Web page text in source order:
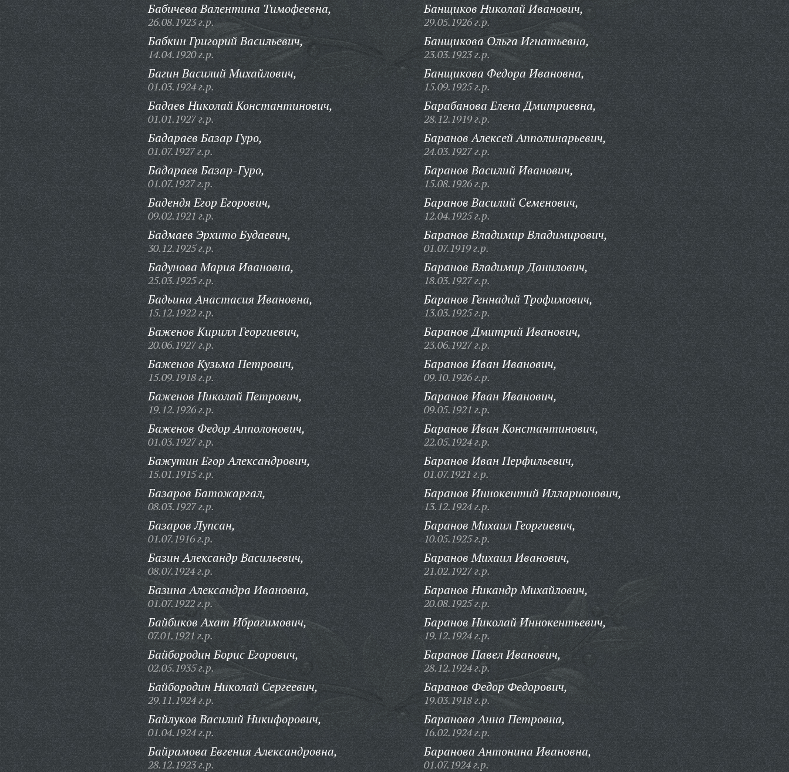
Бабичева Валентина Тимофеевна,
26.08.1923 г.р.
Бабкин Григорий Васильевич,
14.04.1920 г.р.
Багин Василий Михайлович,
01.03.1924 г.р.
Бадаев Николай Константинович,
01.01.1927 г.р.
Бадараев Базар Гуро,
01.07.1927 г.р.
Бадараев Базар-Гуро,
01.07.1927 г.р.
Бадендя Егор Егорович,
09.02.1921 г.р.
Бадмаев Эрхито Будаевич,
30.12.1925 г.р.
Бадунова Мария Ивановна,
25.03.1925 г.р.
Бадьина Анастасия Ивановна,
15.12.1922 г.р.
Баженов Кирилл Георгиевич,
20.06.1927 г.р.
Баженов Кузьма Петрович,
15.09.1918 г.р.
Баженов Николай Петрович,
19.12.1926 г.р.
Баженов Федор Апполонович,
01.03.1927 г.р.
Бажутин Егор Александрович,
15.01.1915 г.р.
Базаров Батожаргал,
08.03.1927 г.р.
Базаров Лупсан,
01.07.1916 г.р.
Базин Александр Васильевич,
08.07.1924 г.р.
Базина Александра Ивановна,
01.07.1922 г.р.
Байбиков Ахат Ибрагимович,
07.01.1921 г.р.
Байбородин Борис Егорович,
02.05.1935 г.р.
Байбородин Николай Сергеевич,
29.11.1924 г.р.
Байлуков Василий Никифорович,
01.04.1924 г.р.
Байрамова Евгения Александровна,
28.12.1923 г.р.
Банщиков Николай Иванович,
29.05.1926 г.р.
Банщикова Ольга Игнатьевна,
23.03.1923 г.р.
Банщикова Федора Ивановна,
15.09.1925 г.р.
Барабанова Елена Дмитриевна,
28.12.1919 г.р.
Баранов Алексей Апполинарьевич,
24.03.1927 г.р.
Баранов Василий Иванович,
15.08.1926 г.р.
Баранов Василий Семенович,
12.04.1925 г.р.
Баранов Владимир Владимирович,
01.07.1919 г.р.
Баранов Владимир Данилович,
18.03.1927 г.р.
Баранов Геннадий Трофимович,
13.03.1925 г.р.
Баранов Дмитрий Иванович,
23.06.1927 г.р.
Баранов Иван Иванович,
09.10.1926 г.р.
Баранов Иван Иванович,
09.05.1921 г.р.
Баранов Иван Константинович,
22.05.1924 г.р.
Баранов Иван Перфильевич,
01.07.1921 г.р.
Баранов Иннокентий Илларионович,
13.12.1924 г.р.
Баранов Михаил Георгиевич,
10.05.1925 г.р.
Баранов Михаил Иванович,
21.02.1927 г.р.
Баранов Никандр Михайлович,
20.08.1925 г.р.
Баранов Николай Иннокентьевич,
19.12.1924 г.р.
Баранов Павел Иванович,
28.12.1924 г.р.
Баранов Федор Федорович,
19.03.1918 г.р.
Баранова Анна Петровна,
16.02.1924 г.р.
Баранова Антонина Ивановна,
01.07.1924 г.р.